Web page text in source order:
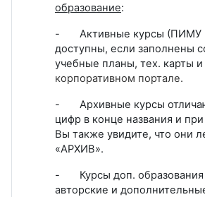
образование:
- Активные курсы (ПИМУ
доступны, если заполнены
учебные планы, тех. карты и
корпоративном портале.
- Архивные курсы
цифр в конце названия и
Вы также увидите, что они
«АРХИВ».
- Курсы доп. образования
авторские и